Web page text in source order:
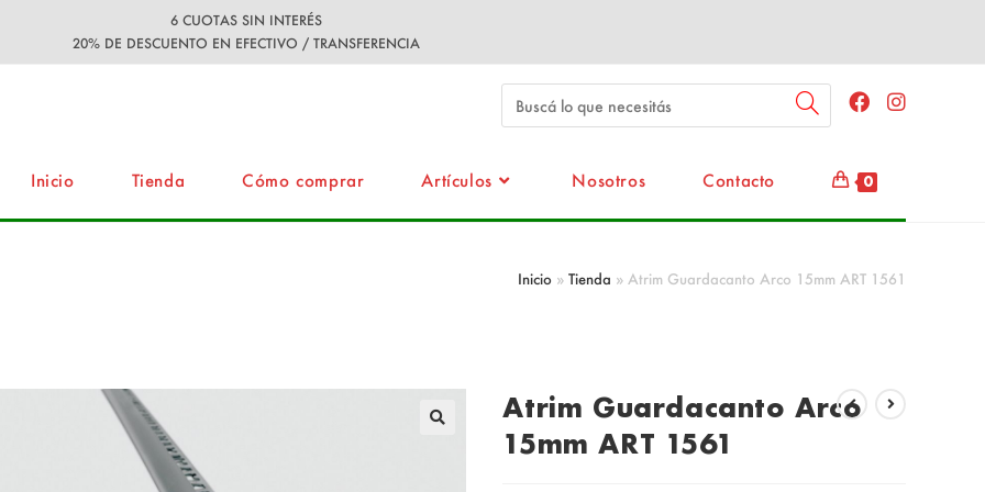
6 CUOTAS SIN INTERÉS
20% DE DESCUENTO EN EFECTIVO / TRANSFERENCIA
Inicio Tienda Cómo comprar Artículos Nosotros Contacto 0
Inicio » Tienda » Atrim Guardacanto Arco 15mm ART 1561
Atrim Guardacanto Arco
15mm ART 1561